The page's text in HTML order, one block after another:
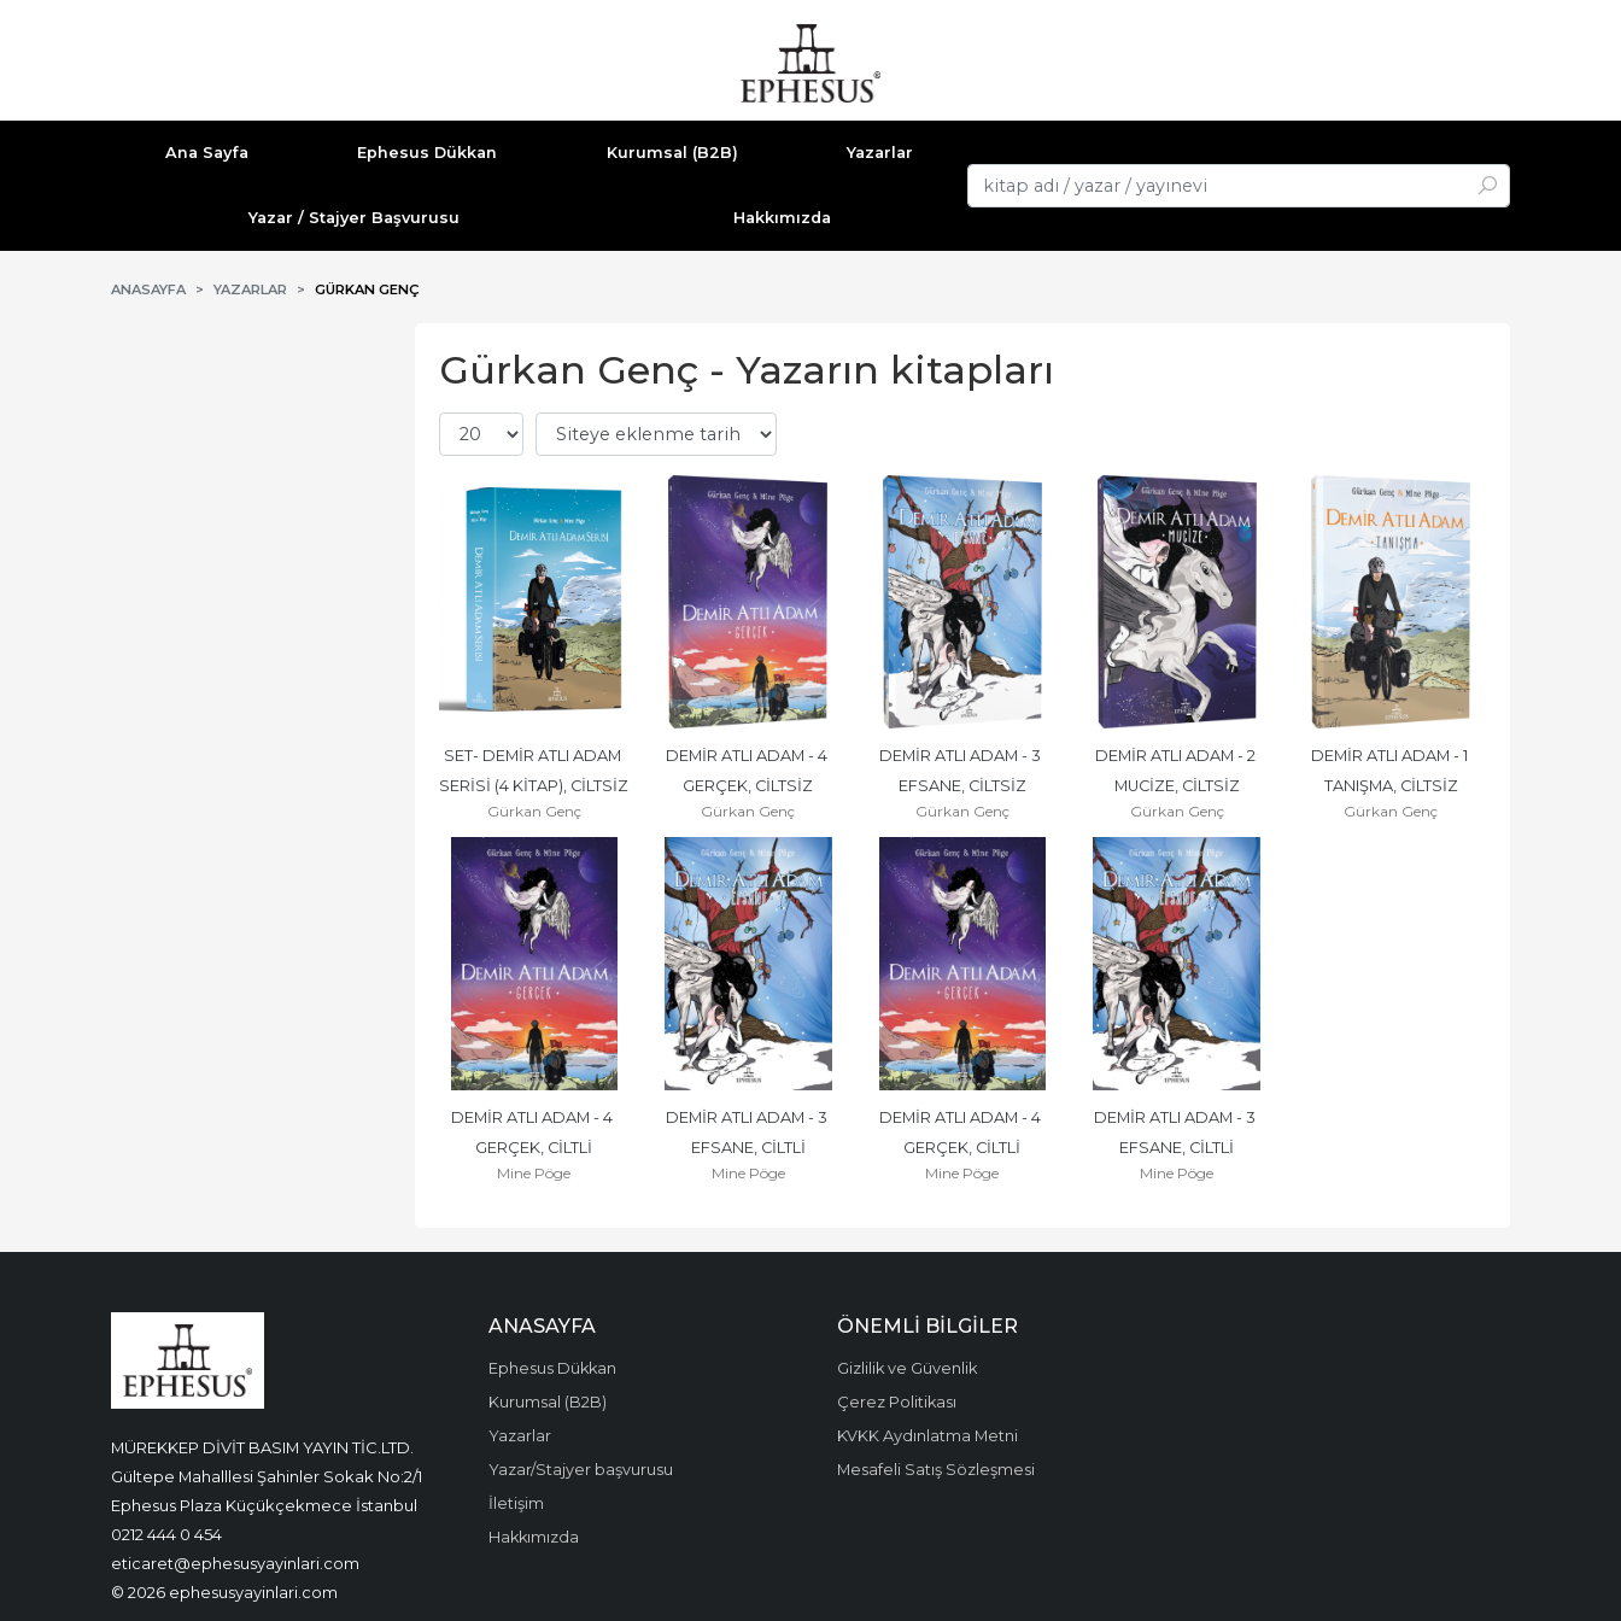
Ana Sayfa Ephesus Dükkan Kurumsal (B2B) Yazarlar
Yazar / Stajyer Başvurusu Hakkımızda
ANASAYFA YAZARLAR GÜRKAN GENÇ
Gürkan Genç - Yazarın kitapları
SET- DEMİR ATLI ADAM
SERİSİ (4 KİTAP), CİLTSİZ
Gürkan Genç
DEMİR ATLI ADAM - 4
GERÇEK, CİLTSİZ
Gürkan Genç
DEMİR ATLI ADAM - 3
EFSANE, CİLTSİZ
Gürkan Genç
DEMİR ATLI ADAM - 2
MUCİZE, CİLTSİZ
Gürkan Genç
DEMİR ATLI ADAM - 1
TANIŞMA, CİLTSİZ
Gürkan Genç
DEMİR ATLI ADAM - 4
GERÇEK, CİLTLİ
Mine Pöge
DEMİR ATLI ADAM - 3
EFSANE, CİLTLİ
Mine Pöge
DEMİR ATLI ADAM - 4
GERÇEK, CİLTLİ
Mine Pöge
DEMİR ATLI ADAM - 3
EFSANE, CİLTLİ
Mine Pöge
MÜREKKEP DİVİT BASIM YAYIN TİC.LTD.
Gültepe Mahalllesi Şahinler Sokak No:2/1
Ephesus Plaza Küçükçekmece İstanbul
0212 444 0 454
eticaret@ephesusyayinlari.com
© 2026 ephesusyayinlari.com
ANASAYFA
Ephesus Dükkan
Kurumsal (B2B)
Yazarlar
Yazar/Stajyer başvurusu
İletişim
Hakkımızda
ÖNEMLI BILGILER
Gizlilik ve Güvenlik
Çerez Politikası
KVKK Aydınlatma Metni
Mesafeli Satış Sözleşmesi